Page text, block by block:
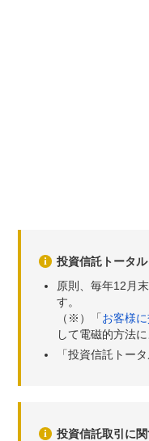
投資信託トータ
原則、毎年12月
す。
（※）「お客様
して電磁的方法
「投資信託トー
投資信託取引に